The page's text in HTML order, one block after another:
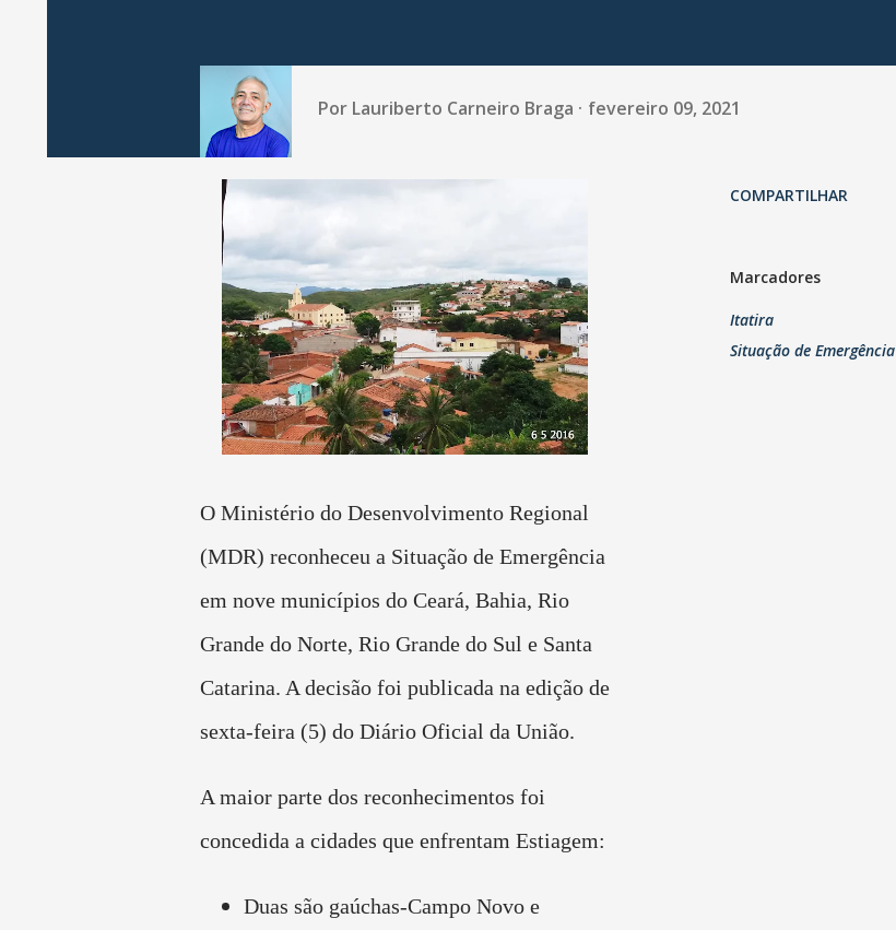
Por Lauriberto Carneiro Braga fevereiro 09, 2021
O Ministério do Desenvolvimento Regional
(MDR) reconheceu a Situação de Emergência
em nove municípios do Ceará, Bahia, Rio
Grande do Norte, Rio Grande do Sul e Santa
Catarina. A decisão foi publicada na edição de
sexta-feira (5) do Diário Oficial da União.
A maior parte dos reconhecimentos foi
concedida a cidades que enfrentam Estiagem:
Duas são gaúchas-Campo Novo e
COMPARTILHAR
Marcadores
Itatira
Situação de Emergência